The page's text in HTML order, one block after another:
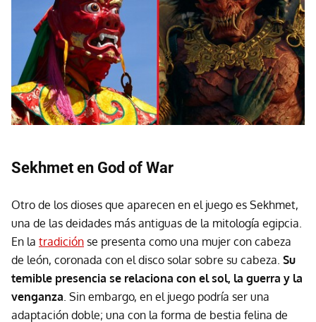
Sekhmet en God of War
Otro de los dioses que aparecen en el juego es Sekhmet,
una de las deidades más antiguas de la mitología egipcia.
En la tradición se presenta como una mujer con cabeza
de león, coronada con el disco solar sobre su cabeza. Su
temible presencia se relaciona con el sol, la guerra y la
venganza. Sin embargo, en el juego podría ser una
adaptación doble; una con la forma de bestia felina de